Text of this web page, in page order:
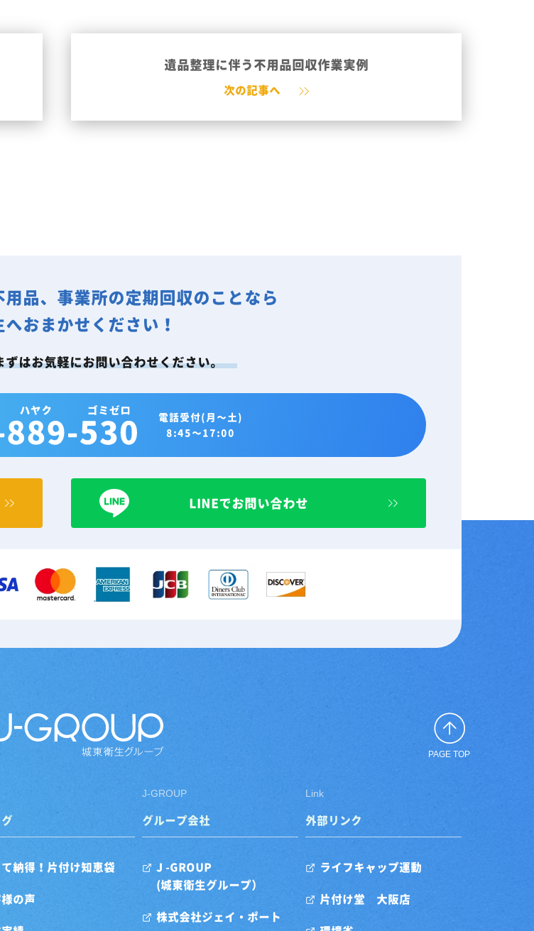
遺品整理に伴う不用品回収作業実例
次の記事へ
品、事業所の定期回収のことなら
へおまかせください！
ずはお気軽にお問い合わせください。
電話受付(月～土)
8:45～17:00
LINEでお問い合わせ
PAGE TOP
納得！片付け知恵袋
の声
J-GROUP
グループ会社
J -GROUP
(城東衛生グループ）
株式会社ジェイ・ポート
Link
外部リンク
ライフキャップ運動
片付け堂 大阪店